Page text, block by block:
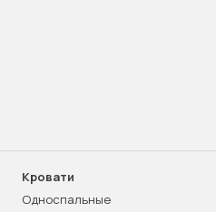
Кровати
Односпальные